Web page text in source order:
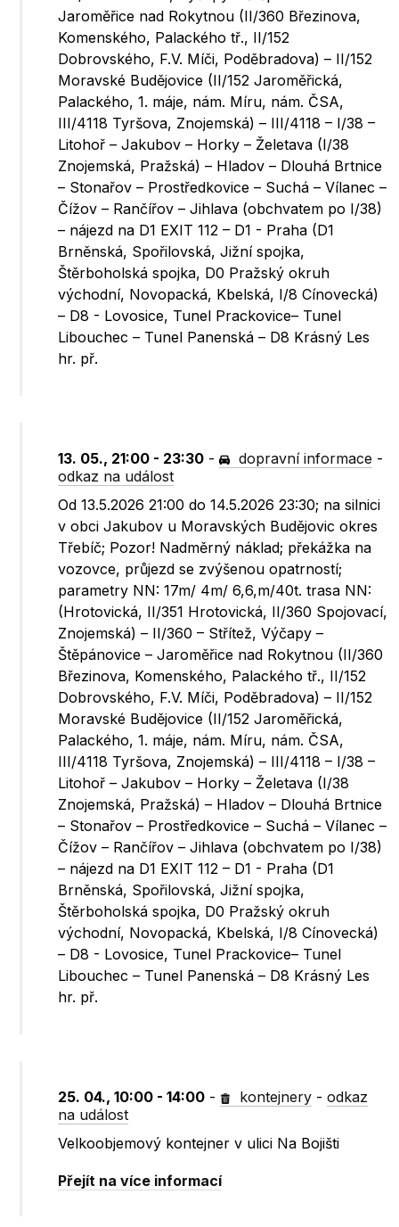
Jaroměřice nad Rokytnou (II/360 Březinova,
Komenského, Palackého tř., II/152
Dobrovského, F.V. Míči, Poděbradova) – II/152
Moravské Budějovice (II/152 Jaroměřická,
Palackého, 1. máje, nám. Míru, nám. ČSA,
III/4118 Tyršova, Znojemská) – III/4118 – I/38 –
Litohoř – Jakubov – Horky – Želetava (I/38
Znojemská, Pražská) – Hladov – Dlouhá Brtnice
– Stonařov – Prostředkovice – Suchá – Vílanec –
Čížov – Rančířov – Jihlava (obchvatem po I/38)
– nájezd na D1 EXIT 112 – D1 - Praha (D1
Brněnská, Spořilovská, Jižní spojka,
Štěrboholská spojka, D0 Pražský okruh
východní, Novopacká, Kbelská, I/8 Cínovecká)
– D8 - Lovosice, Tunel Prackovice– Tunel
Libouchec – Tunel Panenská – D8 Krásný Les
hr. př.
13. 05., 21:00 - 23:30 - dopravní informace -
odkaz na událost
Od 13.5.2026 21:00 do 14.5.2026 23:30; na silnici
v obci Jakubov u Moravských Budějovic okres
Třebíč; Pozor! Nadměrný náklad; překážka na
vozovce, průjezd se zvýšenou opatrností;
parametry NN: 17m/ 4m/ 6,6,m/40t. trasa NN:
(Hrotovická, II/351 Hrotovická, II/360 Spojovací,
Znojemská) – II/360 – Střítež, Výčapy –
Štěpánovice – Jaroměřice nad Rokytnou (II/360
Březinova, Komenského, Palackého tř., II/152
Dobrovského, F.V. Míči, Poděbradova) – II/152
Moravské Budějovice (II/152 Jaroměřická,
Palackého, 1. máje, nám. Míru, nám. ČSA,
III/4118 Tyršova, Znojemská) – III/4118 – I/38 –
Litohoř – Jakubov – Horky – Želetava (I/38
Znojemská, Pražská) – Hladov – Dlouhá Brtnice
– Stonařov – Prostředkovice – Suchá – Vílanec –
Čížov – Rančířov – Jihlava (obchvatem po I/38)
– nájezd na D1 EXIT 112 – D1 - Praha (D1
Brněnská, Spořilovská, Jižní spojka,
Štěrboholská spojka, D0 Pražský okruh
východní, Novopacká, Kbelská, I/8 Cínovecká)
– D8 - Lovosice, Tunel Prackovice– Tunel
Libouchec – Tunel Panenská – D8 Krásný Les
hr. př.
25. 04., 10:00 - 14:00 - kontejnery -odkaz
na událost
Velkoobjemový kontejner v ulici Na Bojišti
Přejít na více informací